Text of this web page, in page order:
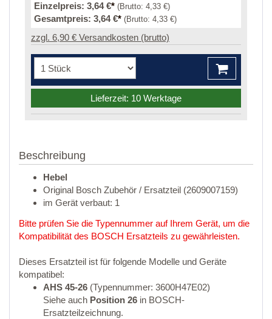
Einzelpreis: 3,64 €* (Brutto: 4,33 €)
Gesamtpreis: 3,64 €* (Brutto: 4,33 €)
zzgl. 6,90 € Versandkosten (brutto)
Lieferzeit: 10 Werktage
Beschreibung
Hebel
Original Bosch Zubehör / Ersatzteil (2609007159)
im Gerät verbaut: 1
Bitte prüfen Sie die Typennummer auf Ihrem Gerät, um die
Kompatibilität des BOSCH Ersatzteils zu gewährleisten.
Dieses Ersatzteil ist für folgende Modelle und Geräte
kompatibel:
AHS 45-26 (Typennummer: 3600H47E02)
Siehe auch Position 26 in BOSCH-
Ersatzteilzeichnung.